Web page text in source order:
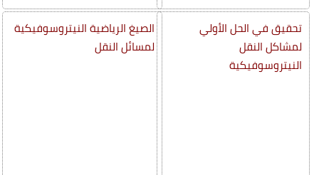
تحقيق في الحل الأولي
لمشاكل النقل
النيتروسوفيكية
الصيغ الرياضية النيتروسوفيكية
لمسائل النقل